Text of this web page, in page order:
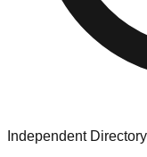
Independent